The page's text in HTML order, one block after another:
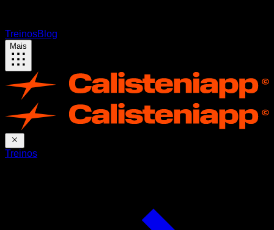
TreinosBlog
Mais
Treinos